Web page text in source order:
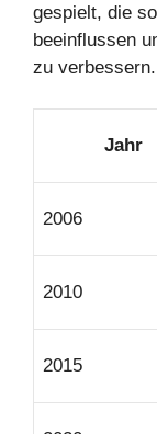
gespielt, die
beeinflussen
zu verbessern.
Jahr
2006
2010
2015